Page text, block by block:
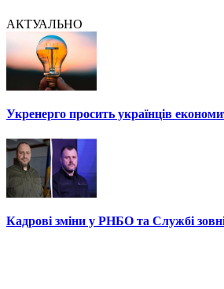
АКТУАЛЬНО
Укренерго просить українців
Кадрові зміни у РНБО та Службі